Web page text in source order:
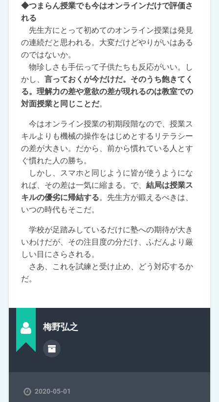
◆つまらん授業でも今はオンラインだけで評価さ
れる
先生方にとって初めてのオンライン授業は発見
の連続だと思われる。大変だけどやりがいはある
のではないか。
物珍しさも手伝って子供たちも反応がいい。し
かし、 言っておくが今だけだ。そのうち飽きてく
る。理解力の差や意欲の差が現れるのは教室での
対面授業と同じことだ。
今はオンライン授業の初期段階なので、授業ス
キルよりも機械の操作をはじめとするリテラシー
の差が大きい。だから、前から慣れている人とす
ぐ慣れた人の勝ち。
しかし、スマホと同じように皆が使うようにな
れば、その差は一気に縮まる。で、 結局は授業ス
キルの優劣に帰結する。先生方が鍛えるべきは、
いつの時代もそこだ。
学校が足踏みしているだけに塾への期待が大き
いわけだが、その注目度の分だけ、ふだんより厳
しい目にさらされる。
さあ、これを試練と受け止め、どう対応するか
だ。
梅野弘之
2020-05-01